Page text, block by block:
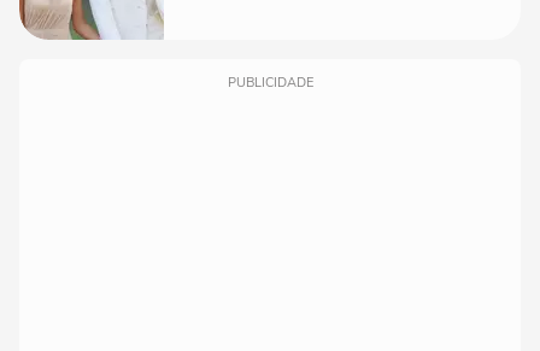
PUBLICIDADE